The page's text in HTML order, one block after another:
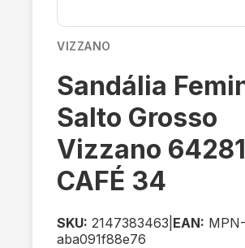
VIZZANO
Sandália
Salto Grosso
Vizzano
CAFÉ 34
SKU: 2147383463 EAN: MPN-
aba091f88e76